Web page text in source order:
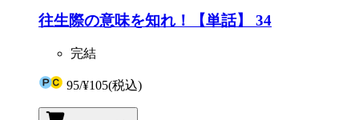
往生際の意味を知れ！【単話】 34
完結
95/¥105(税込)